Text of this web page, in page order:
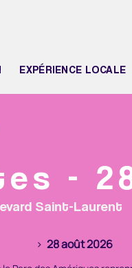
EXPÉRIENCE LOCALE
Saint-Laurent
-
> 28 août 2026